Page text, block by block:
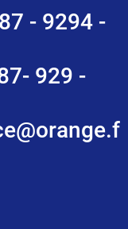
- 9294 -
929 -